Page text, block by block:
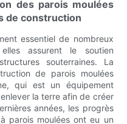
des parois moulées
de construction
essentiel de nombreux
assurent le soutien
souterraines. La
de parois moulées
qui est un équipement
la terre afin de créer
années, les progrès
parois moulées ont eu un